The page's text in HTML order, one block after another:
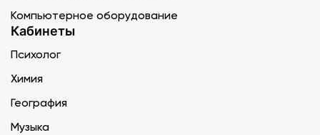
Компьютерное оборудование
Кабинеты
Психолог
Химия
География
Музыка